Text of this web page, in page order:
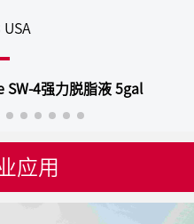
USA
SW-4强力脱脂液 5gal
应用